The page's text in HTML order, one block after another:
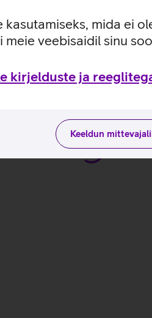
kasutamiseks, mida ei
veebisaidil sinu
kirjelduste ja
Keeldun
tundlikkus on 4000 dpi.
tootja kodulehel